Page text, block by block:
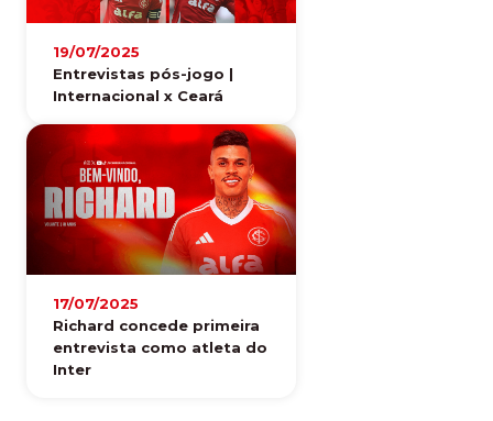
19/07/2025
Entrevistas pós-jogo |
Internacional x Ceará
17/07/2025
Richard concede primeira
entrevista como atleta do
Inter